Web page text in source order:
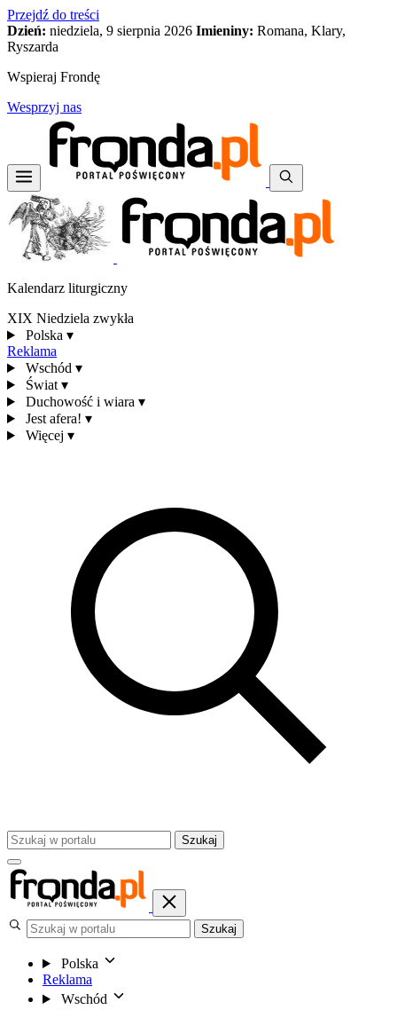
Przejdź do treści
Dzień: niedziela, 9 sierpnia 2026 Imieniny: Romana, Klary,
Ryszarda
Wspieraj Frondę
Wesprzyj nas
Kalendarz liturgiczny
XIX Niedziela zwykła
Polska ▾
Reklama
Wschód ▾
Świat ▾
Duchowość i wiara ▾
Jest afera! ▾
Więcej ▾
Szukaj
Szukaj
Polska
Reklama
Wschód